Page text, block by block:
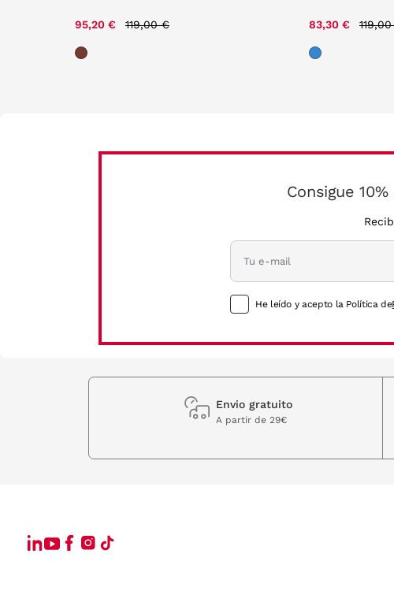
95,20 € 119,00 € 83,30 €
Consigue
He leído y acepto la Política de
Envio gratuito
A partir de 29€